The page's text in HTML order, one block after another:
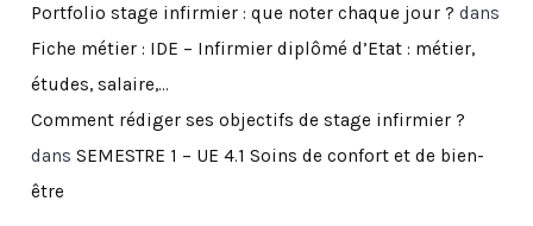
Portfolio stage infirmier : que noter chaque jour ? dans
Fiche métier : IDE – Infirmier diplômé d’Etat : métier,
études, salaire,…
Comment rédiger ses objectifs de stage infirmier ?
dans SEMESTRE 1 – UE 4.1 Soins de confort et de bien-
être